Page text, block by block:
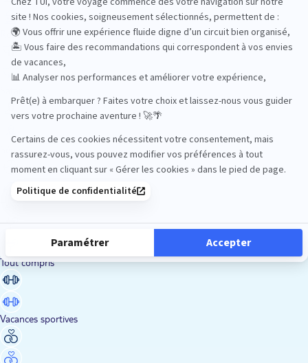
Road Trips
Sénior
Tout compris
Vacances sportives